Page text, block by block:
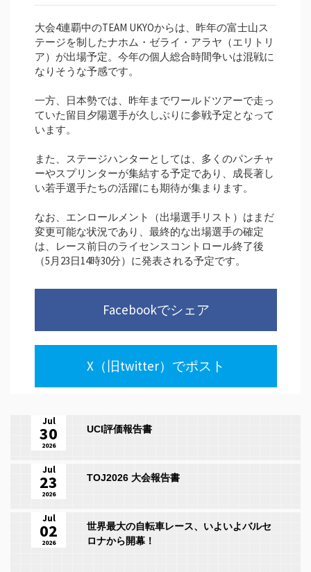
大会4連覇中のTEAM UKYOからは、昨年の富士山ス
テージを制したナホム・ゼライ・アラヤ（エリトリ
ア）が出場予定。今年の個人総合時間争いは混戦に
なりそうな予感です。
一方、日本勢では、昨年までワールドツアーで走っ
ていた留目夕陽選手が久しぶりに参戦予定となって
います。
また、ステージハンターとしては、多くのパンチャ
ーやスプリンターが集結する予定であり、成長著し
い若手選手たちの活躍にも期待が集まります。
なお、エンロールメント（出場選手リスト）はまだ
変更可能な状況であり、最終的な出場選手の確定
は、レース前日のライセンスコントロール終了後
（5月23日14時30分）に発表される予定です。
Facebookでシェア
X（旧twitter）でポスト
UCI評価報告書
Jul
30
2026
TOJ2026 大会報告書
Jul
23
2026
世界最大の自転車レース、いよいよバルセ
ロナから開幕！
Jul
02
2026